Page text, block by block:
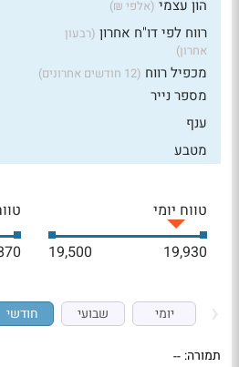
הון עצמי (אלפי ₪)
רווח לפי דו"ח אחרון (רבעון
אחרון)
מכפיל רווח (12 חודשים אחרונים)
מספר נייר
ענף
מטבע
טווח יומי
19,930
19,500
טווח 52
יומי שבועי חודשי
תמורה: --